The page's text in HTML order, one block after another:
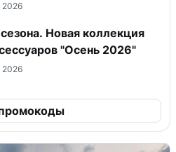
2026
Новая коллекция
"Осень 2026"
2026